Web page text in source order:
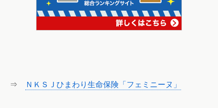
⇒ ＮＫＳＪひまわり生命保険「フェミニーヌ」